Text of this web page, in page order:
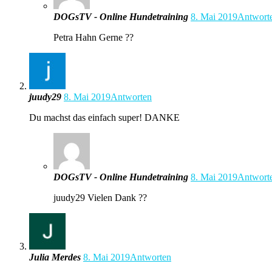
DOGsTV - Online Hundetraining 8. Mai 2019
Petra Hahn Gerne ??
juudy29 8. Mai 2019Antworten
Du machst das einfach super! DANKE
DOGsTV - Online Hundetraining 8. Mai 2019
juudy29 Vielen Dank ??
Julia Merdes 8. Mai 2019Antworten